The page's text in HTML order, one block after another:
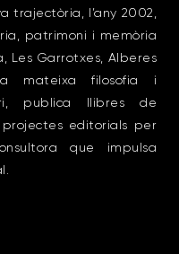
trajectòria, l’any 2002,
patrimoni i memòria
Les Garrotxes, Alberes
mateixa filosofia i
publica llibres de
projectes editorials per
que impulsa